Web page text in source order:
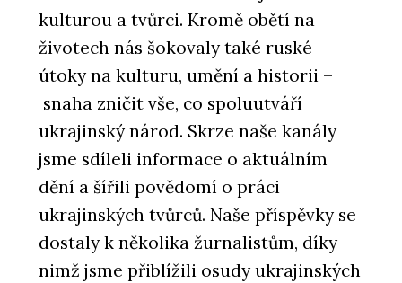
kulturou a tvůrci. Kromě obětí na
životech nás šokovaly také ruské
útoky na kulturu, umění a historii –
snaha zničit vše, co spoluutváří
ukrajinský národ. Skrze naše kanály
jsme sdíleli informace o aktuálním
dění a šířili povědomí o práci
ukrajinských tvůrců. Naše příspěvky se
dostaly k několika žurnalistům, díky
nimž jsme přiblížili osudy ukrajinských